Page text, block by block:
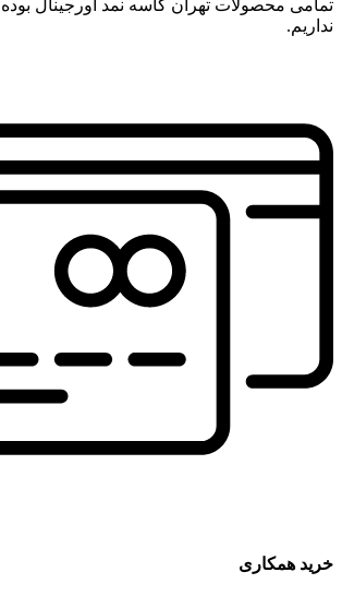
تمامی محصولات تهران کاسه نمد اورجینال
نداریم.
خرید همکاری